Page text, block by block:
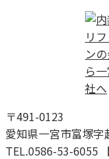
〒491-0123
愛知県一宮市富塚字
TEL.0586-53-6055